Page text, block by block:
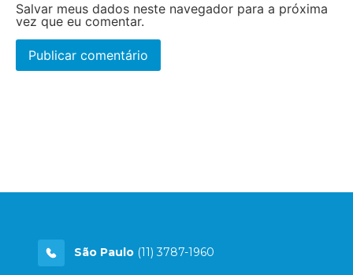
Salvar meus dados neste navegador para a próxima
vez que eu comentar.
São Paulo (11) 3787-1960